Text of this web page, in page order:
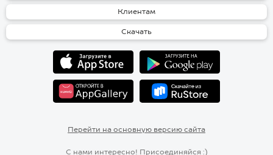
Клиентам
Скачать
Перейти на основную версию сайта
С нами интересно! Присоединяйся :)